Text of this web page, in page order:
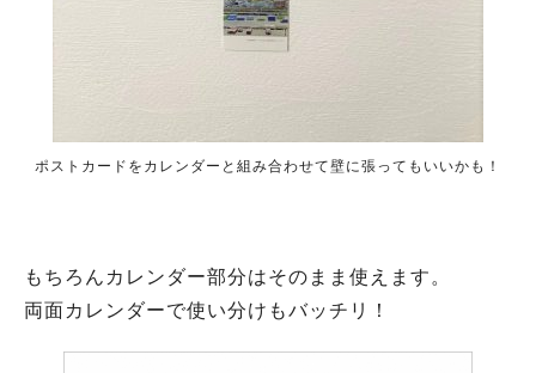
ポストカードをカレンダーと組み合わせて壁に張ってもいいかも！
もちろんカレンダー部分はそのまま使えます。
両面カレンダーで使い分けもバッチリ！